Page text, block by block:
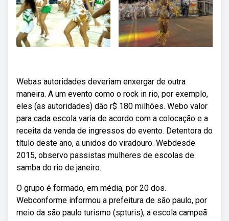
Webas autoridades deveriam enxergar de outra
maneira. A um evento como o rock in rio, por exemplo,
eles (as autoridades) dão r$ 180 milhões. Webo valor
para cada escola varia de acordo com a colocação e a
receita da venda de ingressos do evento. Detentora do
título deste ano, a unidos do viradouro. Webdesde
2015, observo passistas mulheres de escolas de
samba do rio de janeiro.
O grupo é formado, em média, por 20 dos.
Webconforme informou a prefeitura de são paulo, por
meio da são paulo turismo (spturis), a escola campeã